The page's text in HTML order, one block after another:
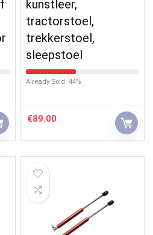
kunstleer,
tractorstoel,
trekkerstoel,
sleepstoel
Already Sold: 44%
€89.00